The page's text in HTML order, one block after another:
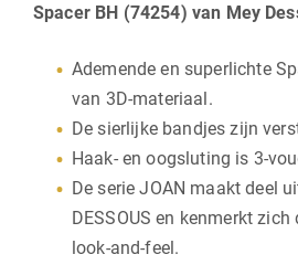
Spacer BH (74254) van Mey
Ademende en superlichte
van 3D-materiaal.
De sierlijke bandjes zijn
Haak- en oogsluting is 3-
De serie JOAN maakt deel
DESSOUS en kenmerkt
look-and-feel.